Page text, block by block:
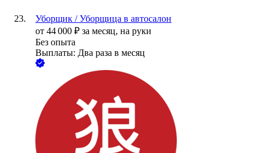
Уборщик / Уборщица в автосалон
от 44 000 ₽ за месяц, на руки
Без опыта
Выплаты: Два раза в месяц